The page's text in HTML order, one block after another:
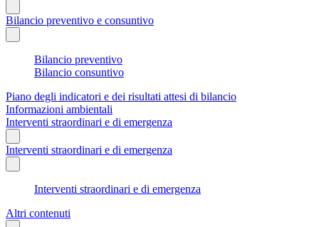
Bilancio preventivo e consuntivo
Bilancio preventivo
Bilancio consuntivo
Piano degli indicatori e dei risultati attesi di bilancio
Informazioni ambientali
Interventi straordinari e di emergenza
Interventi straordinari e di emergenza
Interventi straordinari e di emergenza
Altri contenuti